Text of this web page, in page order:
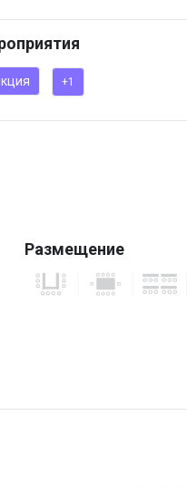
и профессиональная подача
+1
Размещение